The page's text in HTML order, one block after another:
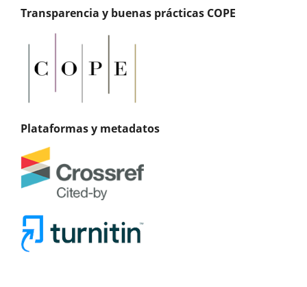
Transparencia y buenas prácticas COPE
Plataformas y metadatos